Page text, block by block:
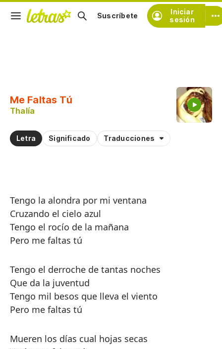
Iniciar
sesión
Suscríbete
Me Faltas Tú
Thalía
Letra Significado Traducciones
Tengo la alondra por mi ventana
Cruzando el cielo azul
Tengo el rocío de la mañana
Pero me faltas tú
Tengo el derroche de tantas noches
Que da la juventud
Tengo mil besos que lleva el viento
Pero me faltas tú
Mueren los días cual hojas secas
Practicar la pronunciación de